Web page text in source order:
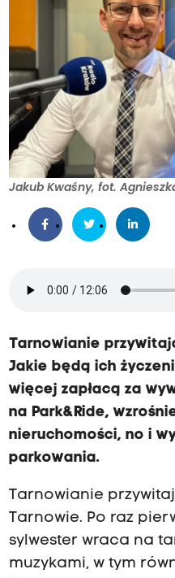
Jakub Kwaśny, fot.
Tarnowianie
Jakie będą ich
więcej zapłacą za
na Park&Ride,
nieruchomości, no i
parkowania.
Tarnowianie
Tarnowie. Po raz
sylwester wraca na
muzykami, w tym